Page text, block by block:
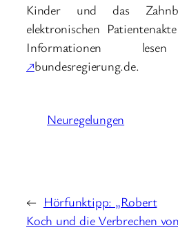
Kinder und das
elektronischen
Informationen
↗bundesregierung.de.
Neuregelungen
← Hörfunktipp: „Robert
Koch und die Verbrechen von